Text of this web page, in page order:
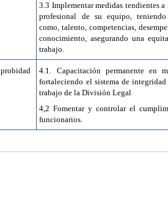
3.3 Implementar medidas tendientes
profesional de su equipo,
como, talento, competencias,
conocimiento, asegurando una
trabajo.
4.1. Capacitación permanente en
fortaleciendo el sistema de
trabajo de la División Legal
4,2 Fomentar y controlar el
funcionarios.